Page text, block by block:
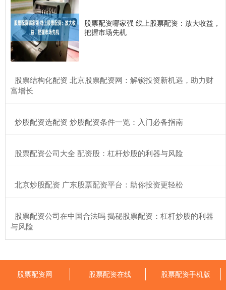
股票配资哪家强 线上股票配资：放大收益，
把握市场先机
​股票结构化配资 北京股票配资网：解锁投资新机遇，助力财
富增长
​炒股配资选配资 炒股配资条件一览：入门必备指南
​股票配资公司大全 配资股：杠杆炒股的利器与风险
​北京炒股配资 广东股票配资平台：助你投资更轻松
​股票配资公司在中国合法吗 揭秘股票配资：杠杆炒股的利器
与风险
股票配资网 股票配资在线 股票配资手机版